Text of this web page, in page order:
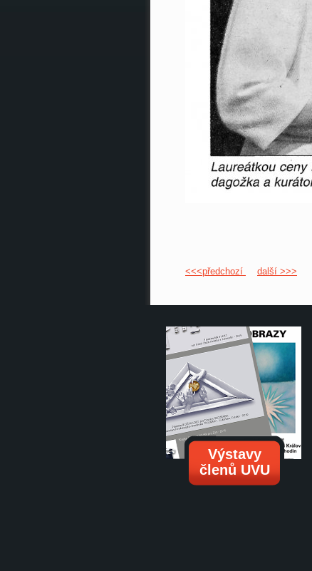
<<<předchozí další >>>
Výstavy
členů UVU